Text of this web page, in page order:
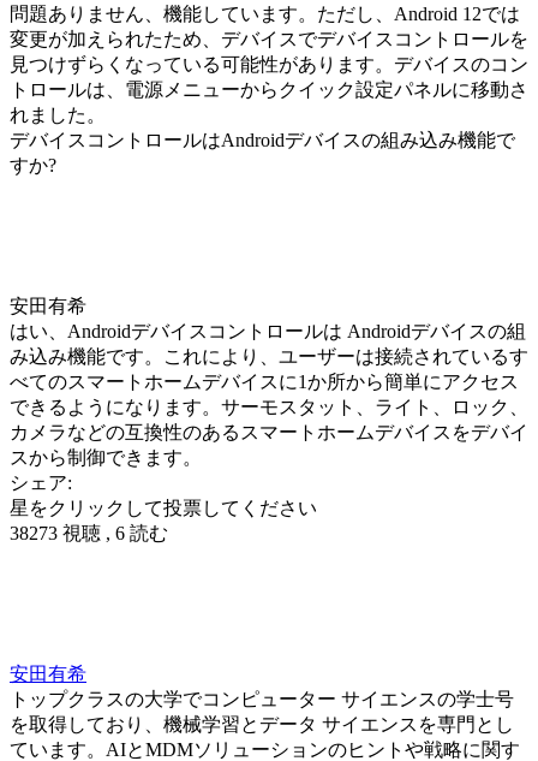
問題ありません、機能しています。ただし、Android 12では
変更が加えられたため、デバイスでデバイスコントロールを
見つけずらくなっている可能性があります。デバイスのコン
トロールは、電源メニューからクイック設定パネルに移動さ
れました。
デバイスコントロールはAndroidデバイスの組み込み機能で
すか?
安田有希
はい、Androidデバイスコントロールは Androidデバイスの組
み込み機能です。これにより、ユーザーは接続されているす
べてのスマートホームデバイスに1か所から簡単にアクセス
できるようになります。サーモスタット、ライト、ロック、
カメラなどの互換性のあるスマートホームデバイスをデバイ
スから制御できます。
シェア:
星をクリックして投票してください
38273 視聴 , 6 読む
安田有希
トップクラスの大学でコンピューター サイエンスの学士号
を取得しており、機械学習とデータ サイエンスを専門とし
ています。AIとMDMソリューションのヒントや戦略に関す